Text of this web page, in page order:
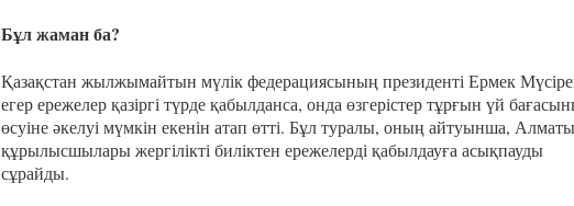
Бұл жаман ба?
Қазақстан жылжымайтын мүлік федерациясының президенті Ермек
егер ережелер қазіргі түрде қабылданса, онда өзгерістер тұрғын үй
өсуіне әкелуі мүмкін екенін атап өтті. Бұл туралы, оның айтуынша, Алматы
құрылысшылары жергілікті биліктен ережелерді қабылдауға асықпауды
сұрайды.